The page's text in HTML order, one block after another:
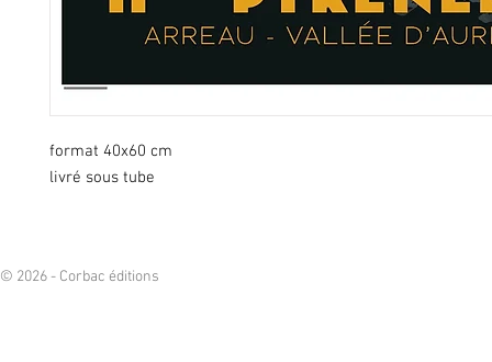
format 40x60 cm
livré sous tube
© 2026 - Corbac éditions